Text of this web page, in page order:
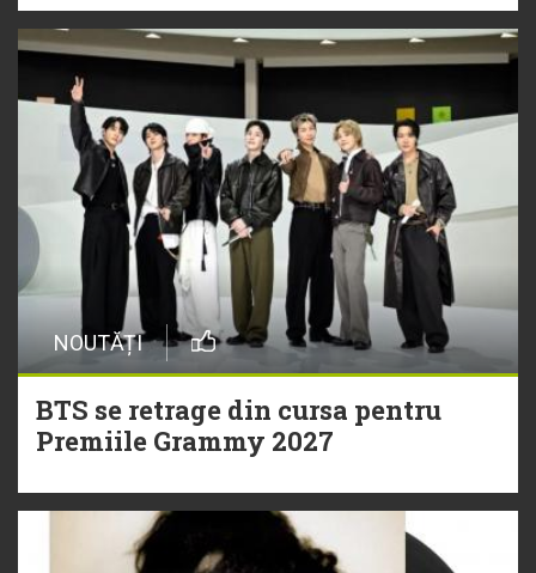
NOUTĂȚI
BTS se retrage din cursa pentru
Premiile Grammy 2027